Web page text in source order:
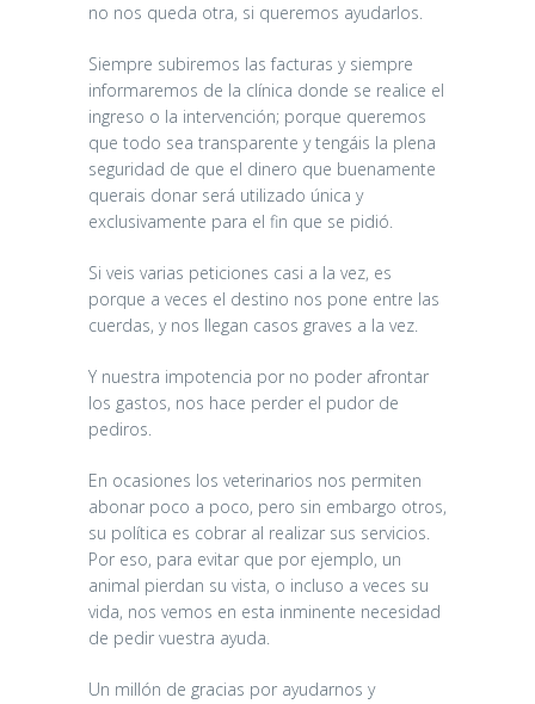
no nos queda otra, si queremos ayudarlos.
Siempre subiremos las facturas y siempre
informaremos de la clínica donde se realice el
ingreso o la intervención; porque queremos
que todo sea transparente y tengáis la plena
seguridad de que el dinero que buenamente
querais donar será utilizado única y
exclusivamente para el fin que se pidió.
Si veis varias peticiones casi a la vez, es
porque a veces el destino nos pone entre las
cuerdas, y nos llegan casos graves a la vez.
Y nuestra impotencia por no poder afrontar
los gastos, nos hace perder el pudor de
pediros.
En ocasiones los veterinarios nos permiten
abonar poco a poco, pero sin embargo otros,
su política es cobrar al realizar sus servicios.
Por eso, para evitar que por ejemplo, un
animal pierdan su vista, o incluso a veces su
vida, nos vemos en esta inminente necesidad
de pedir vuestra ayuda.
Un millón de gracias por ayudarnos y